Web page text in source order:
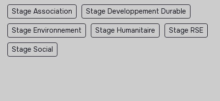
Stage Association Stage Developpement Durable
Stage Environnement Stage Humanitaire Stage RSE
Stage Social